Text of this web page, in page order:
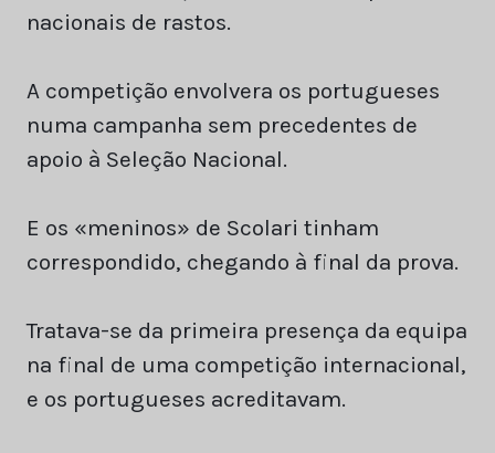
nacionais de rastos.
A competição envolvera os portugueses
numa campanha sem precedentes de
apoio à Seleção Nacional.
E os «meninos» de Scolari tinham
correspondido, chegando à final da prova.
Tratava-se da primeira presença da equipa
na final de uma competição internacional,
e os portugueses acreditavam.